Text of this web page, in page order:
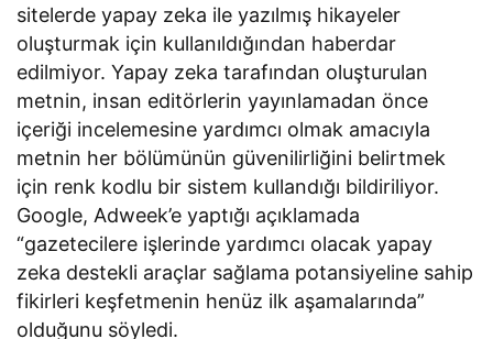
sitelerde yapay zeka ile yazılmış hikayeler
oluşturmak için kullanıldığından haberdar
edilmiyor. Yapay zeka tarafından oluşturulan
metnin, insan editörlerin yayınlamadan önce
içeriği incelemesine yardımcı olmak amacıyla
metnin her bölümünün güvenilirliğini belirtmek
için renk kodlu bir sistem kullandığı bildiriliyor.
Google, Adweek’e yaptığı açıklamada
“gazetecilere işlerinde yardımcı olacak yapay
zeka destekli araçlar sağlama potansiyeline sahip
fikirleri keşfetmenin henüz ilk aşamalarında”
olduğunu söyledi.